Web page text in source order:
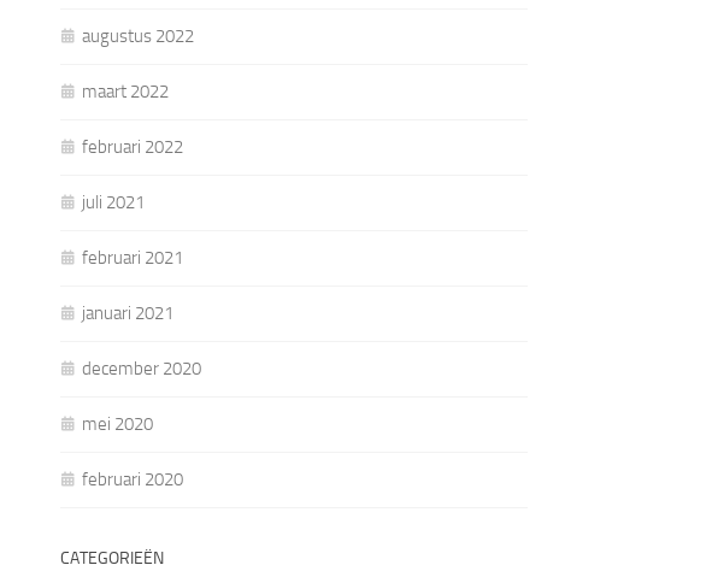
augustus 2022
maart 2022
februari 2022
juli 2021
februari 2021
januari 2021
december 2020
mei 2020
februari 2020
CATEGORIEËN